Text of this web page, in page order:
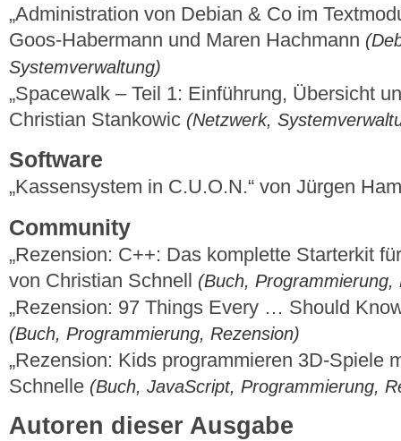
„Administration von Debian & Co im
Goos-Habermann und Maren Hachmann
Systemverwaltung)
„Spacewalk – Teil 1: Einführung, Übersicht
Christian Stankowic (Netzwerk,
Software
„Kassensystem in C.U.O.N.“ von Jürgen
Community
„Rezension: C++: Das komplette Starterkit
von Christian Schnell (Buch, Programmierung,
„Rezension: 97 Things Every … Should
(Buch, Programmierung, Rezension)
„Rezension: Kids programmieren 3D-Spiele
Schnelle (Buch, JavaScript, Programmierung,
Autoren dieser Ausgabe